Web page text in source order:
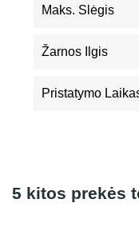
Maks. Slėgis
Žarnos Ilgis
Pristatymo
5 kitos prekės